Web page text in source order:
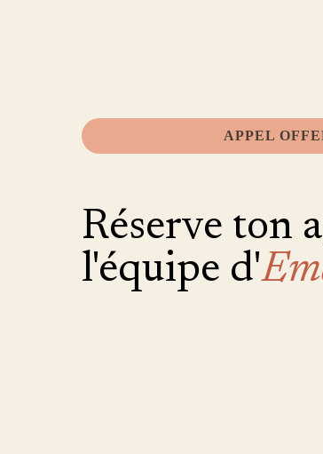
APPEL
Réserve ton
l'équipe d'